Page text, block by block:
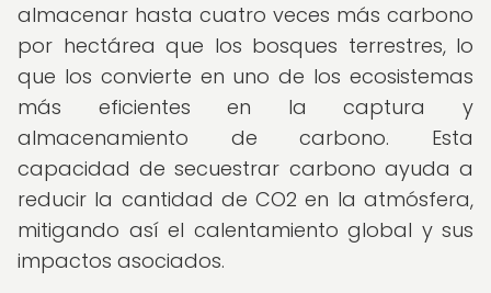
almacenar hasta cuatro veces más carbono
por hectárea que los bosques terrestres, lo
que los convierte en uno de los ecosistemas
más eficientes en la captura y
almacenamiento de carbono. Esta
capacidad de secuestrar carbono ayuda a
reducir la cantidad de CO2 en la atmósfera,
mitigando así el calentamiento global y sus
impactos asociados.